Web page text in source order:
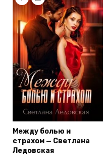
Между болью и
страхом — Светлана
Ледовская